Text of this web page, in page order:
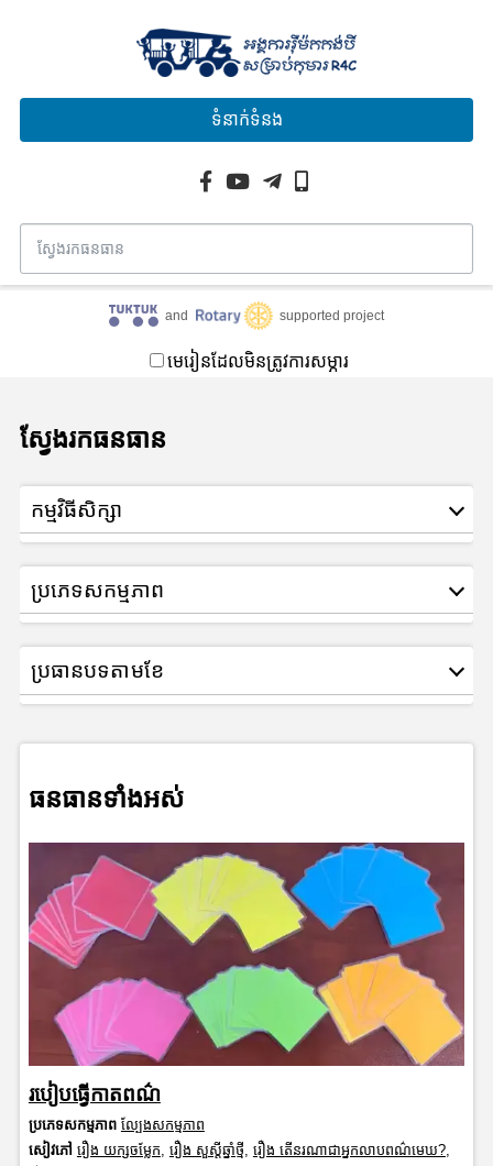
ទំនាក់ទំនង
and supported project
មេរៀនដែលមិនត្រូវការសម្ភារ
ស្វែងរកធនធាន
កម្មវិធីសិក្សា
ប្រភេទសកម្មភាព
ប្រធានបទតាមខែ
ធនធានទាំងអស់
របៀបធ្វើកាតពណ៌
ប្រភេទសកម្មភាព ល្បែងសកម្មភាព
សៀវភៅ រឿង យក្សចម្លែក, រឿង សួស្តីឆ្នាំថ្មី, រឿង តើនរណាជាអ្នកលាបពណ៌មេឃ?,